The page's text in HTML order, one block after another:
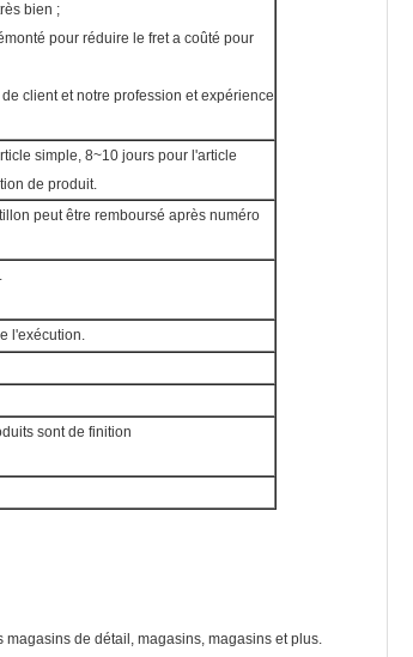
bien ;
pour réduire le fret a coûté pour
client et notre profession et expérience
simple, 8~10 jours pour l'article
de produit.
peut être remboursé après numéro
l'exécution.
sont de finition
de détail, magasins, magasins et plus.